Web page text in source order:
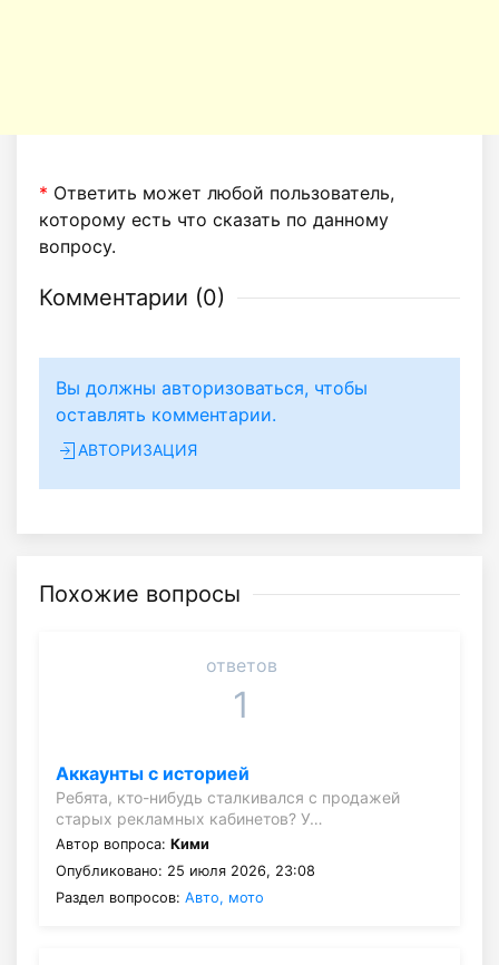
* Ответить может любой пользователь,
которому есть что сказать по данному
вопросу.
Комментарии (0)
Вы должны авторизоваться, чтобы
оставлять комментарии.
АВТОРИЗАЦИЯ
Похожие вопросы
ответов
1
Аккаунты с историей
Ребята, кто-нибудь сталкивался с продажей
старых рекламных кабинетов? У…
Автор вопроса: Кими
Опубликовано: 25 июля 2026, 23:08
Раздел вопросов: Авто, мото